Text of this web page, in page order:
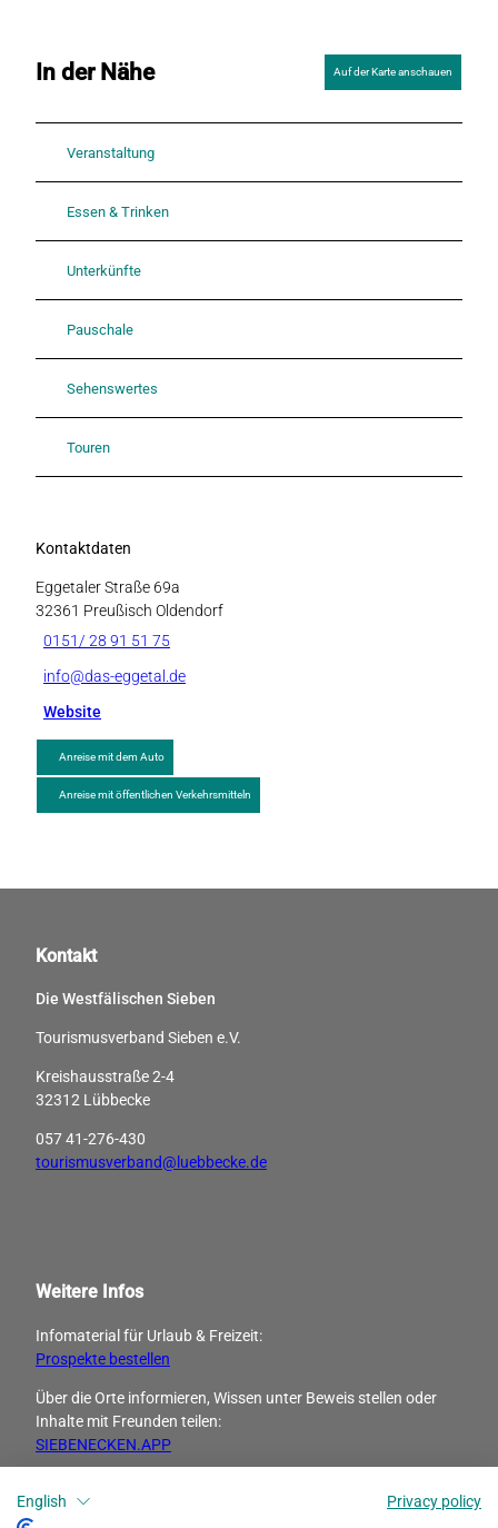
English Privacy policy
In der Nähe Auf der Karte anschauen
Veranstaltung
Essen & Trinken
Unterkünfte
Pauschale
Sehenswertes
Touren
Kontaktdaten
Eggetaler Straße 69a
32361 Preußisch Oldendorf
0151/ 28 91 51 75
info@das-eggetal.de
Website
Anreise mit dem Auto
Anreise mit öffentlichen Verkehrsmitteln
Kontakt
Die Westfälischen Sieben
Tourismusverband Sieben e.V.
Kreishausstraße 2-4
32312 Lübbecke
057 41-276-430
tourismusverband@luebbecke.de
Weitere Infos
Infomaterial für Urlaub & Freizeit:
Prospekte bestellen
Über die Orte informieren, Wissen unter Beweis stellen oder
Inhalte mit Freunden ­teilen:
SIEBENECKEN.APP
I
F